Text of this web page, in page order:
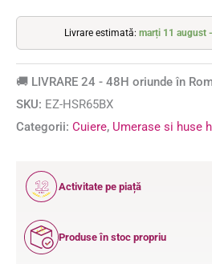
Livrare estimată: marți 11 august
🚚 LIVRARE 24 - 48H oriunde în
SKU: EZ-HSR65BX
Categorii: Cuiere, Umerase si huse
12
ANI
Activitate pe piață
Produse în stoc propriu